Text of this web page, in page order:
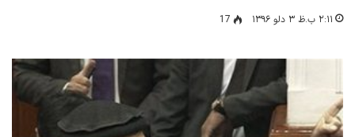
۲:۱۱ ب.ظ ۳ دلو ۱۳۹۶ 17